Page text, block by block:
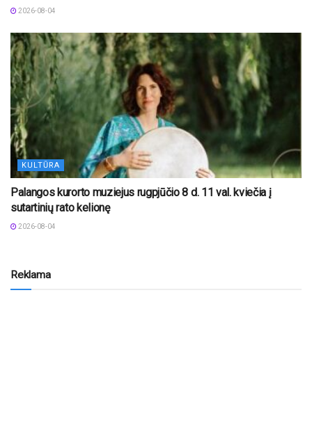
2026-08-04
KULTŪRA
Palangos kurorto muziejus rugpjūčio 8 d. 11 val. kviečia į
sutartinių rato kelionę
2026-08-04
Reklama